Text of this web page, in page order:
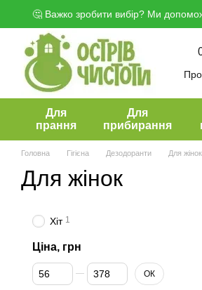
Перейти до основного контенту
🤔 Важко зробити вибір? Ми
Для
прання
Для
прибирання
Головна Гігієна Дезодоранти Для жінок
Для жінок
Хіт 1
Ціна, грн
Від Ціна, грн
До Ціна, грн ОК